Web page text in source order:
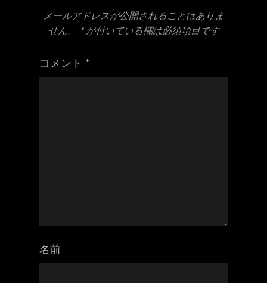
メールアドレスが公開されることはありま
せん。
*が付いている欄は必須項目です
コメント *
名前